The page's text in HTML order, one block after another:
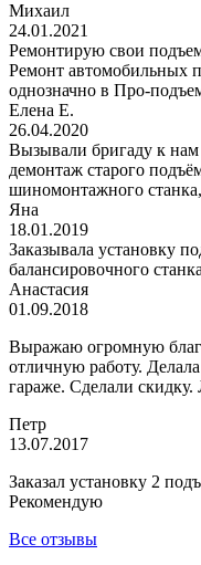
Михаил
24.01.2021
Ремонтирую свои
Ремонт автомобильных
однозначно в Про-
Елена Е.
26.04.2020
Вызывали бригаду к нам
демонтаж старого
шиномонтажного
Яна
18.01.2019
Заказывала установку
балансировочного
Анастасия
01.09.2018
Выражаю огромную
отличную работу.
гараже. Сделали
Петр
13.07.2017
Заказал установку 2
Рекомендую
Все отзывы